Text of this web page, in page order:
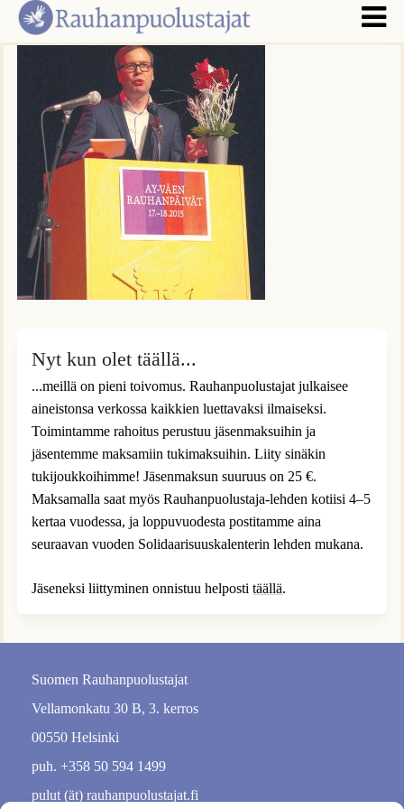
Nyt kun olet täällä...
...meillä on pieni toivomus. Rauhanpuolustajat julkaisee
aineistonsa verkossa kaikkien luettavaksi ilmaiseksi.
Toimintamme rahoitus perustuu jäsenmaksuihin ja
jäsentemme maksamiin tukimaksuihin. Liity sinäkin
tukijoukkoihimme! Jäsenmaksun suuruus on 25 €.
Maksamalla saat myös Rauhanpuolustaja-lehden kotiisi 4–5
kertaa vuodessa, ja loppuvuodesta postitamme aina
seuraavan vuoden Solidaarisuuskalenterin lehden mukana.
Jäseneksi liittyminen onnistuu helpostitäällä.
Suomen Rauhanpuolustajat
Vellamonkatu 30 B, 3. kerros
00550 Helsinki
puh. +358 50 594 1499
pulut (ät) rauhanpuolustajat.fi